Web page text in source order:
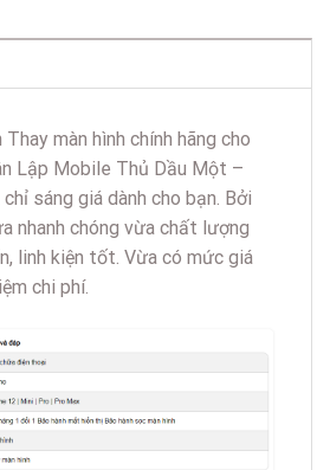
màn hình chính hãng cho
Lập Mobile Thủ Dầu Một –
sáng giá dành cho bạn. Bởi
nhanh chóng vừa chất lượng
linh kiện tốt. Vừa có mức giá
chi phí.